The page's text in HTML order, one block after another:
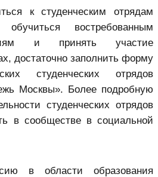
к студенческим отрядам
востребованным
и принять участие
достаточно заполнить форму
студенческих отрядов
Москвы». Более подробную
студенческих отрядов
в сообществе в социальной
в области образования